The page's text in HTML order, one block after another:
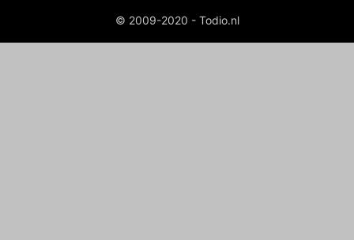
© 2009-2020 - Todio.nl